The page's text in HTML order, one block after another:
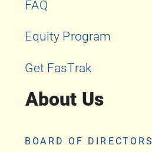
FAQ
Equity Program
Get FasTrak
About Us
BOARD OF DIRECTORS